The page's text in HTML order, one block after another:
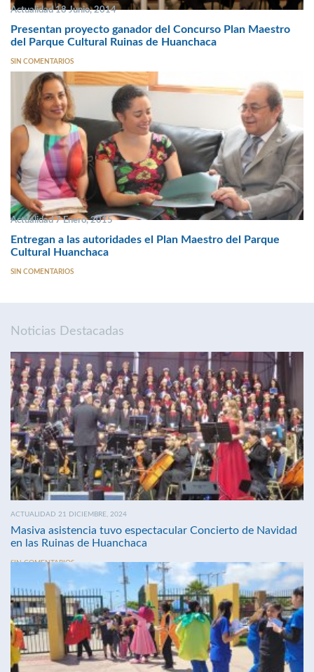
Actualidad 18 Junio, 2014
Presentan proyecto ganador del Concurso Plan Maestro
del Parque Cultural Ruinas de Huanchaca
SIN COMENTARIOS
Actualidad 7 Enero, 2015
Entregan a las autoridades el Plan Maestro del Parque
Cultural Huanchaca
SIN COMENTARIOS
Noticias Destacadas
ACTUALIDAD 21 DICIEMBRE, 2024
Masiva asistencia tuvo espectacular Concierto de Navidad
en las Ruinas de Huanchaca
SIN COMENTARIOS